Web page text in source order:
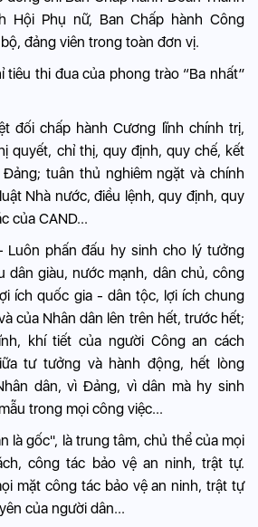
Hội Phụ nữ, Ban Chấp hành Công
đảng viên trong toàn đơn vị.
tiêu thi đua của phong trào “Ba nhất”
đối chấp hành Cương lĩnh chính trị,
quyết, chỉ thị, quy định, quy chế, kết
tuân thủ nghiêm ngặt và chính
Nhà nước, điều lệnh, quy định, quy
của CAND...
Luôn phấn đấu hy sinh cho lý tưởng
dân giàu, nước mạnh, dân chủ, công
ích quốc gia - dân tộc, lợi ích chung
của Nhân dân lên trên hết, trước hết;
khí tiết của người Công an cách
tư tưởng và hành động, hết lòng
dân, vì Đảng, vì dân mà hy sinh
trong mọi công việc...
là gốc", là trung tâm, chủ thể của mọi
công tác bảo vệ an ninh, trật tự.
mặt công tác bảo vệ an ninh, trật tự
của người dân...